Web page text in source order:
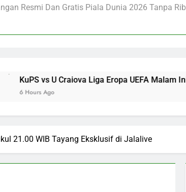
Resmi Dan Gratis Piala Dunia 2026 Tanpa
Liga Eropa UEFA Malam Ini Pukul 22.00
21.00 WIB Tayang Eksklusif di Jalalive